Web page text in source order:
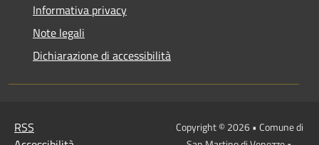
Informativa privacy
Note legali
Dichiarazione di accessibilità
RSS
Copyright © 2026 • Comune di